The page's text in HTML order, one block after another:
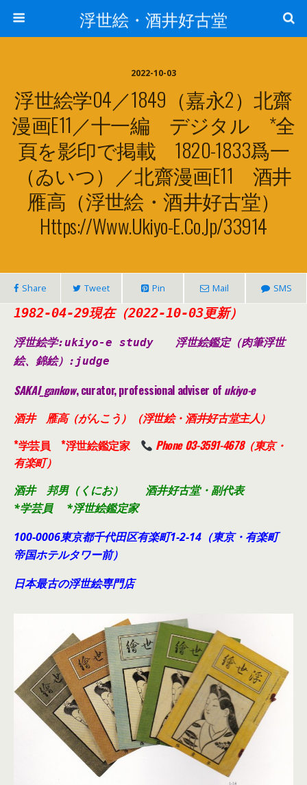
浮世絵・酒井好古堂
2022-10-03
浮世絵学04／1849（嘉永2）北齋
漫画E11／十一編 デジタル *全
頁を影印で掲載 1820-1833爲一
（ゐいつ）／北齋漫画E11 酒井
雁高（浮世絵・酒井好古堂）
Https://www.ukiyo-E.co.jp/33914
Share Tweet Pin Mail SMS
1982-04-29現在（2022-10-03更新）
浮世絵学:ukiyo-e study 浮世絵鑑定（肉筆浮世
絵、錦絵） :judge
SAKAI_gankow, curator, professional adviser of ukiyo-e
酒井 雁高（がんこう）（浮世絵・酒井好古堂主人）
*学芸員 *浮世絵鑑定家
Phone 03-3591-4678（東京・
有楽町）
酒井 邦男（くにお） 酒井好古堂・副代表
*学芸員 *浮世絵鑑定家
100-0006東京都千代田区有楽町1-2-14（東京・有楽町
帝国ホテルタワー前）
日本最古の浮世絵専門店